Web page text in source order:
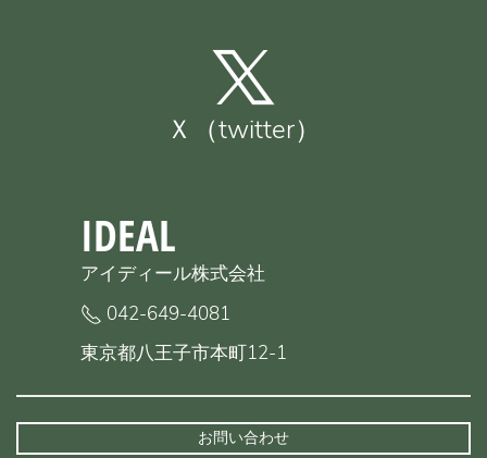
Ｘ（twitter）
IDEAL
アイディール株式会社
042-649-4081
東京都八王子市本町12-1
お問い合わせ